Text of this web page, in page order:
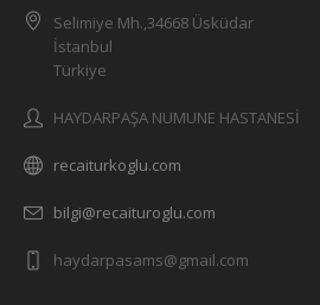
Selimiye Mh.,34668 Üsküdar
İstanbul
Türkiye
HAYDARPAŞA NUMUNE HASTANESİ
recaiturkoglu.com
bilgi@recaituroglu.com
haydarpasams@gmail.com